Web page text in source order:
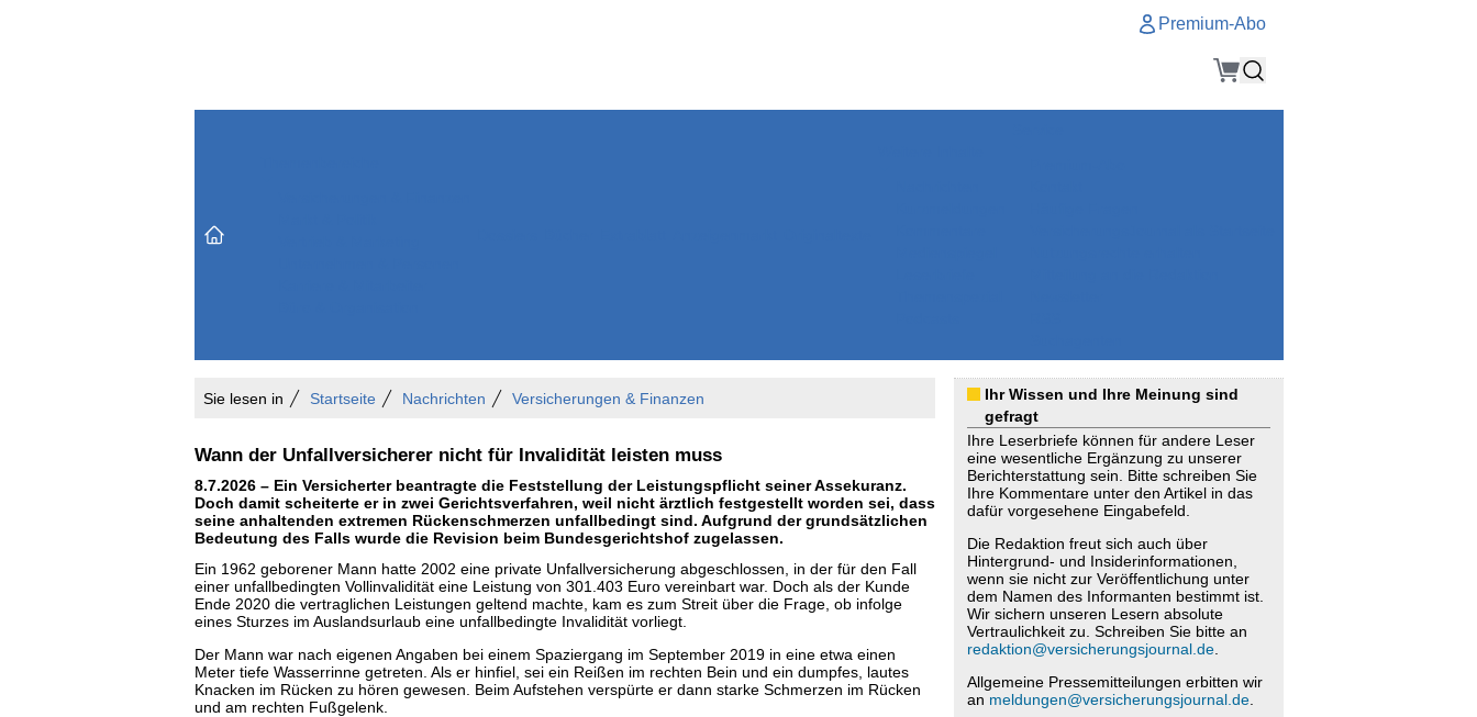
Premium-Abo
Sie lesen in Startseite Nachrichten Versicherungen & Finanzen
Wann der Unfallversicherer nicht für Invalidität leisten muss
8.7.2026 – Ein Versicherter beantragte die Feststellung der Leistungspflicht seiner Assekuranz.
Doch damit scheiterte er in zwei Gerichtsverfahren, weil nicht ärztlich festgestellt worden sei, dass
seine anhaltenden extremen Rückenschmerzen unfallbedingt sind. Aufgrund der grundsätzlichen
Bedeutung des Falls wurde die Revision beim Bundesgerichtshof zugelassen.
Ein 1962 geborener Mann hatte 2002 eine private Unfallversicherung abgeschlossen, in der für den Fall
einer unfallbedingten Vollinvalidität eine Leistung von 301.403 Euro vereinbart war. Doch als der Kunde
Ende 2020 die vertraglichen Leistungen geltend machte, kam es zum Streit über die Frage, ob infolge
eines Sturzes im Auslandsurlaub eine unfallbedingte Invalidität vorliegt.
Der Mann war nach eigenen Angaben bei einem Spaziergang im September 2019 in eine etwa einen
Meter tiefe Wasserrinne getreten. Als er hinfiel, sei ein Reißen im rechten Bein und ein dumpfes, lautes
Knacken im Rücken zu hören gewesen. Beim Aufstehen verspürte er dann starke Schmerzen im Rücken
und am rechten Fußgelenk.
Ihr Wissen und Ihre Meinung sind
gefragt
Ihre Leserbriefe können für andere Leser
eine wesentliche Ergänzung zu unserer
Berichterstattung sein. Bitte schreiben Sie
Ihre Kommentare unter den Artikel in das
dafür vorgesehene Eingabefeld.
Die Redaktion freut sich auch über
Hintergrund- und Insiderinformationen,
wenn sie nicht zur Veröffentlichung unter
dem Namen des Informanten bestimmt ist.
Wir sichern unseren Lesern absolute
Vertraulichkeit zu. Schreiben Sie bitte an
redaktion@versicherungsjournal.de.
Allgemeine Pressemitteilungen erbitten wir
an meldungen@versicherungsjournal.de.